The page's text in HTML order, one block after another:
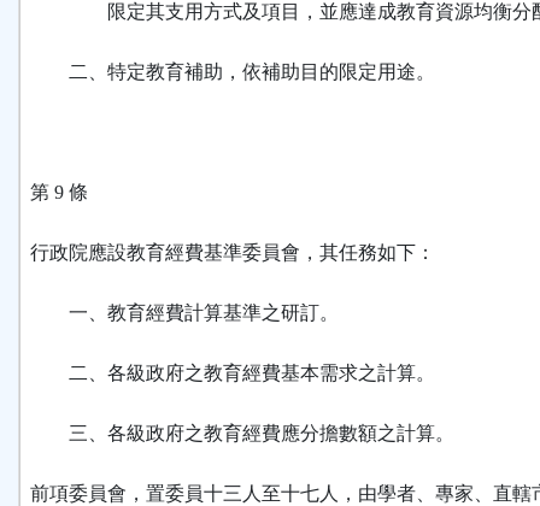
限定其支用方式及項目，並應達成教育資源均衡分
二、特定教育補助，依補助目的限定用途。
第 9 條
行政院應設教育經費基準委員會，其任務如下：
一、教育經費計算基準之研訂。
二、各級政府之教育經費基本需求之計算。
三、各級政府之教育經費應分擔數額之計算。
前項委員會，置委員十三人至十七人，由學者、專家、直轄